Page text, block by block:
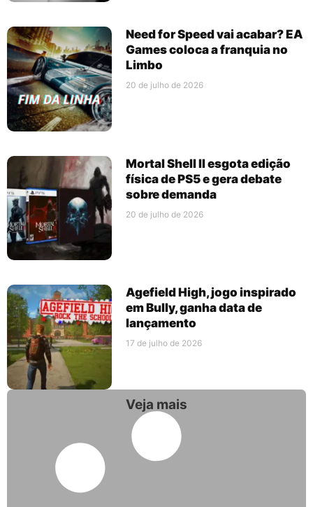
Need for Speed vai acabar? EA
Games coloca a franquia no
Limbo
20 de julho de 2026
Mortal Shell II esgota edição
física de PS5 e gera debate
sobre demanda
20 de julho de 2026
Agefield High, jogo inspirado
em Bully, ganha data de
lançamento
17 de julho de 2026
Veja mais